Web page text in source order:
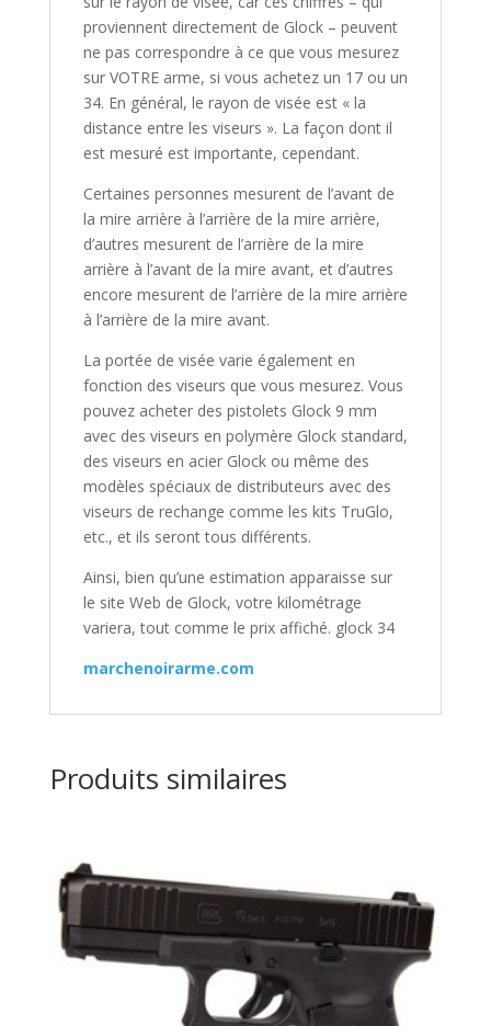
proviennent directement de Glock – peuvent
ne pas correspondre à ce que vous mesurez
sur VOTRE arme, si vous achetez un 17 ou un
34. En général, le rayon de visée est « la
distance entre les viseurs ». La façon dont il
est mesuré est importante, cependant.
Certaines personnes mesurent de l’avant de
la mire arrière à l’arrière de la mire arrière,
d’autres mesurent de l’arrière de la mire
arrière à l’avant de la mire avant, et d’autres
encore mesurent de l’arrière de la mire arrière
à l’arrière de la mire avant.
La portée de visée varie également en
fonction des viseurs que vous mesurez. Vous
pouvez acheter des pistolets Glock 9 mm
avec des viseurs en polymère Glock standard,
des viseurs en acier Glock ou même des
modèles spéciaux de distributeurs avec des
viseurs de rechange comme les kits TruGlo,
etc., et ils seront tous différents.
Ainsi, bien qu’une estimation apparaisse sur
le site Web de Glock, votre kilométrage
variera, tout comme le prix affiché. glock 34
marchenoirarme.com
Produits similaires